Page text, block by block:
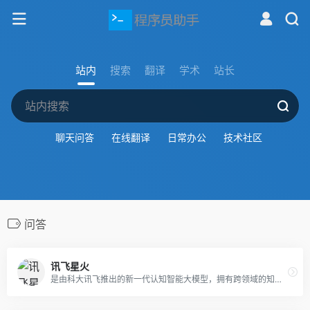
站内 搜索 翻译 学术 站长
聊天问答 在线翻译 日常办公 技术社区
问答
讯飞星火
是由科大讯飞推出的新一代认知智能大模型，拥有跨领域的知识和语言理解能力，能够基于自然对话方式理解与执行任务，提供语言理解、知识问答、逻辑推理、数学题解答、代码理解与编写等多种能力。